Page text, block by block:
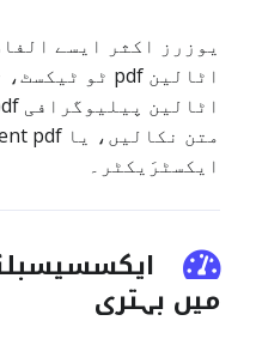
یوزرز اکثر ایسے
ایکسٹرَیکٹر۔
میں بہتری